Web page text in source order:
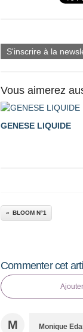
S'inscrire à la
Vous aimerez
GENESE LIQUIDE
BLOOM N°1
Commenter cet
M Monique